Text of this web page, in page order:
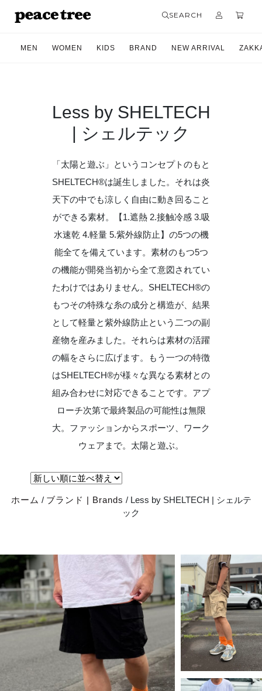
SEARCH
MEN WOMEN KIDS BRAND NEW ARRIVAL
Less by SHELTECH
| シェルテック
「太陽と遊ぶ」というコンセプトのもと
SHELTECH®は誕生しました。それは炎
天下の中でも涼しく自由に動き回ること
ができる素材。【1.遮熱 2.接触冷感 3.吸
水速乾 4.軽量 5.紫外線防止】の5つの機
能全てを備えています。素材のもつ5つ
の機能が開発当初から全て意図されてい
たわけではありません。SHELTECH®の
もつその特殊な糸の成分と構造が、結果
として軽量と紫外線防止という二つの副
産物を産みました。それらは素材の活躍
の幅をさらに広げます。もう一つの特徴
はSHELTECH®が様々な異なる素材との
組み合わせに対応できることです。アプ
ローチ次第で最終製品の可能性は無限
大。ファッションからスポーツ、ワーク
ウェアまで。太陽と遊ぶ。
ホーム / ブランド | Brands / Less by SHELTECH | シェルテ
ック